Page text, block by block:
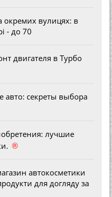
окремих вулицях: в
- до 70
двигателя в Турбо
авто: секреты выбора
лучшие
®
автокосметики
для догляду за